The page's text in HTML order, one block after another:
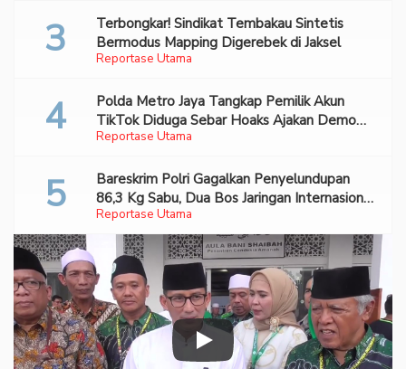
Reportase Utama
Terbongkar! Sindikat Tembakau Sintetis
Bermodus Mapping Digerebek di Jaksel
Reportase Utama
Polda Metro Jaya Tangkap Pemilik Akun
TikTok Diduga Sebar Hoaks Ajakan Demo
Turunkan Prabowo-Gibran
Reportase Utama
Bareskrim Polri Gagalkan Penyelundupan
86,3 Kg Sabu, Dua Bos Jaringan Internasional
Diburu